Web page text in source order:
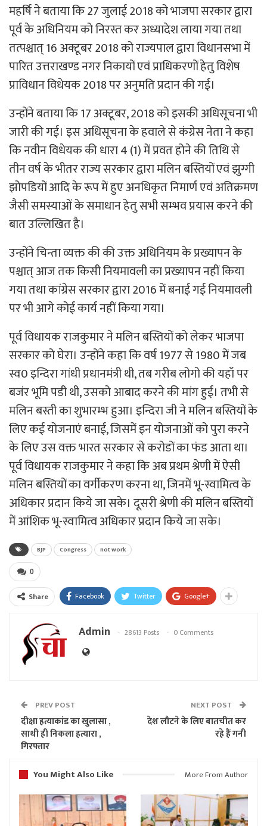
महर्षि ने बताया कि 27 जुलाई 2018 को भाजपा सरकार द्वारा
पूर्व के अधिनियम को निरस्त कर अध्यादेश लाया गया तथा
तत्पश्चात् 16 अक्टूबर 2018 को राज्यपाल द्वारा विधानसभा में
पारित उत्तराखण्ड नगर निकायों एवं प्राधिकरणों हेतु विशेष
प्राविधान विधेयक 2018 पर अनुमति प्रदान की गई।
उन्होंने बताया कि 17 अक्टूबर, 2018 को इसकी अधिसूचना भी
जारी की गई। इस अधिसूचना के हवाले से कंग्रेस नेता ने कहा
कि नवीन विधेयक की धारा 4 (1) में प्रवत होने की तिथि से
तीन वर्ष के भीतर राज्य सरकार द्वारा मलिन बस्तियों एवं झुग्गी
झोपडियों आदि के रूप में हुए अनधिकृत निमार्ण एवं अतिक्रमण
जैसी समस्याओं के समाधान हेतु सभी सम्भव प्रयास करने की
बात उल्लिखित है।
उन्होंने चिन्ता व्यक्त की की उक्त अधिनियम के प्रख्यापन के
पश्चात् आज तक किसी नियमावली का प्रख्यापन नहीं किया
गया तथा कांग्रेस सरकार द्वारा 2016 में बनाई गई नियमावली
पर भी आगे कोई कार्य नहीं किया गया।
पूर्व विधायक राजकुमार ने मलिन बस्तियों को लेकर भाजपा
सरकार को घेरा। उन्होंने कहा कि वर्ष 1977 से 1980 में जब
स्व0 इन्दिरा गांधी प्रधानमंत्री थी, तब गरीब लोगो की यहॉ पर
बजंर भूमि पडी थी, उसको आबाद करने की मांग हुई। तभी से
मलिन बस्ती का शुभारम्भ हुआ। इन्दिरा जी ने मलिन बस्तियों के
लिए कई योजनाएं बनाई, जिसमें इन योजनाओं को पुरा करने
के लिए उस वक्त भारत सरकार से करोडों का फंड आता था।
पूर्व विधायक राजकुमार ने कहा कि अब प्रथम श्रेणी में ऐसी
मलिन बस्तियों का वर्गीकरण करना था, जिनमें भू-स्वामित्व के
अधिकार प्रदान किये जा सके। दूसरी श्रेणी की मलिन बस्तियों
में आंशिक भू-स्वामित्व अधिकार प्रदान किये जा सके।
BJP Congress not work
0
Share Facebook Twitter Google+
Admin 28613 Posts 0 Comments
PREV POST
दीक्षा हत्याकांड का खुलासा ,
साथी ही निकला हत्यारा ,
गिरफ्तार
NEXT POST
देश लौटने के लिए बातचीत कर
रहे हैं गनी
You Might Also Like More From Author